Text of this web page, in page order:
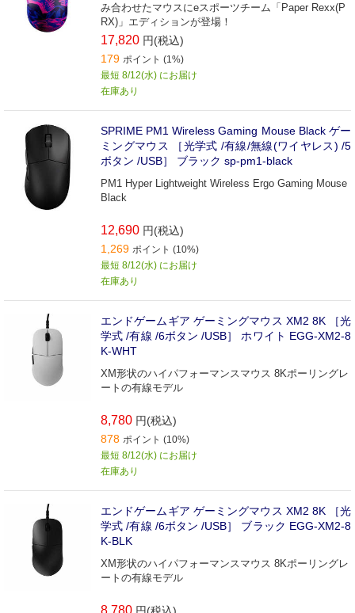
み合わせたマウスにeスポーツチーム「Paper Rexx(P
RX)」エディションが登場！
17,820 円(税込)
179 ポイント (1%)
最短 8/12(水) にお届け
在庫あり
SPRIME PM1 Wireless Gaming Mouse Black ゲー
ミングマウス ［光学式 /有線/無線(ワイヤレス) /5
ボタン /USB］ ブラック sp-pm1-black
PM1 Hyper Lightweight Wireless Ergo Gaming Mouse
Black
12,690 円(税込)
1,269 ポイント (10%)
最短 8/12(水) にお届け
在庫あり
エンドゲームギア ゲーミングマウス XM2 8K ［光
学式 /有線 /6ボタン /USB］ ホワイト EGG-XM2-8
K-WHT
XM形状のハイパフォーマンスマウス 8Kポーリングレ
ートの有線モデル
8,780 円(税込)
878 ポイント (10%)
最短 8/12(水) にお届け
在庫あり
エンドゲームギア ゲーミングマウス XM2 8K ［光
学式 /有線 /6ボタン /USB］ ブラック EGG-XM2-8
K-BLK
XM形状のハイパフォーマンスマウス 8Kポーリングレ
ートの有線モデル
8,780 円(税込)